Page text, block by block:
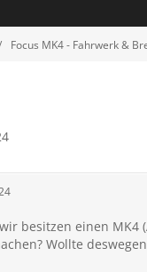
Focus MK4 - Fahrwerk &
besitzen einen MK4
Wollte